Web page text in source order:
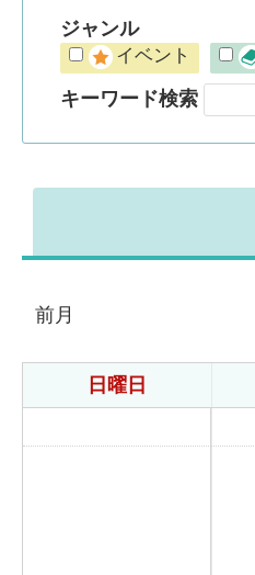
ジャンル
イベント
キーワード検索
前月
日曜日